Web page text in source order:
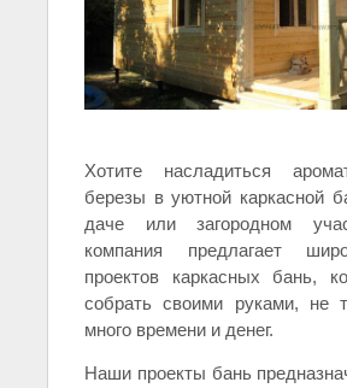
Хотите насладиться
березы в уютной каркасной
даче или загородном
компания предлагает
проектов каркасных бань,
собрать своими руками, не
много времени и денег.
Наши проекты бань